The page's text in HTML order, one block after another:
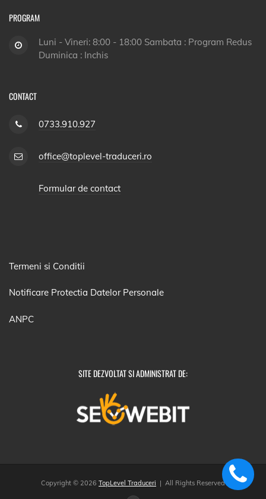
PROGRAM
Luni - Vineri: 8:00 - 18:00 Sambata : Program Redus
Duminica : Inchis
CONTACT
0733.910.927
office@toplevel-traduceri.ro
Formular de contact
Termeni si Conditii
Notificare Protectia Datelor Personale
ANPC
SITE DEZVOLTAT SI ADMINISTRAT DE:
Copyright © 2026 TopLevel Traduceri | All Rights Reserved